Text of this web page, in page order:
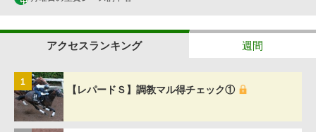
アクセスランキング 週間
1
【レパードＳ】調教マル得チェック①